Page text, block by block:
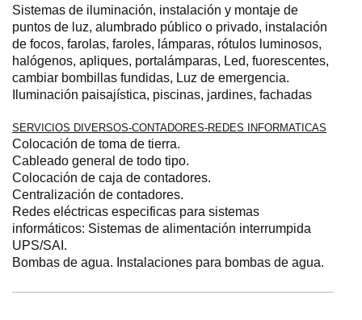
Sistemas de iluminación, instalación y montaje de
puntos de luz, alumbrado público o privado, instalación
de focos, farolas, faroles, lámparas, rótulos luminosos,
halógenos, apliques, portalámparas, Led, fuorescentes,
cambiar bombillas fundidas, Luz de emergencia.
Iluminación paisajística, piscinas, jardines, fachadas
SERVICIOS DIVERSOS-CONTADORES-REDES INFORMATICAS
Colocación de toma de tierra.
Cableado general de todo tipo.
Colocación de caja de contadores.
Centralización de contadores.
Redes eléctricas especificas para sistemas
informáticos: Sistemas de alimentación interrumpida
UPS/SAI.
Bombas de agua. Instalaciones para bombas de agua.